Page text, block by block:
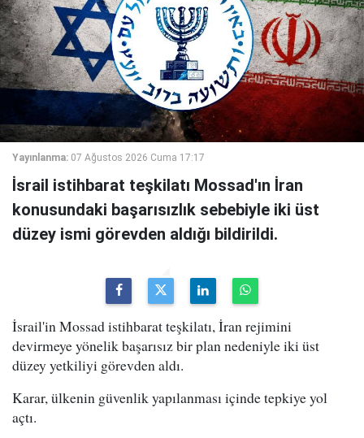
Yayınlanma: 07 Ağustos 2026 Cuma 17:17
İsrail istihbarat teşkilatı Mossad'ın İran
konusundaki başarısızlık sebebiyle iki üst
düzey ismi görevden aldığı bildirildi.
İsrail'in Mossad istihbarat teşkilatı, İran rejimini
devirmeye yönelik başarısız bir plan nedeniyle iki üst
düzey yetkiliyi görevden aldı.
Karar, ülkenin güvenlik yapılanması içinde tepkiye yol
açtı.